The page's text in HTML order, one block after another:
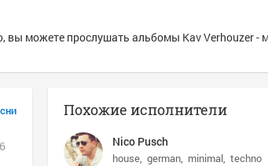
вы можете прослушать альбомы Kav Verhouzer -
Похожие исполнители
Nico Pusch
house german minimal techno